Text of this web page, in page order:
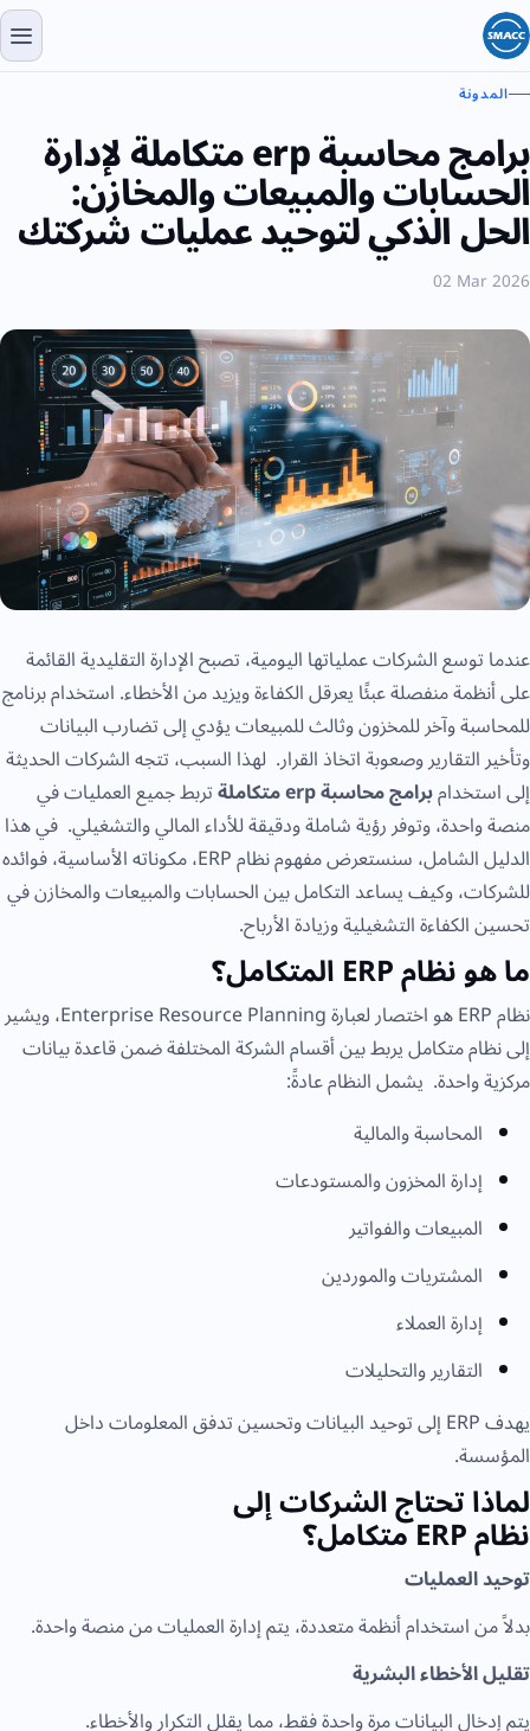
المدونة
برامج محاسبة erp متكاملة لإدارة
الحسابات والمبيعات والمخازن:
الحل الذكي لتوحيد عمليات شركتك
02 Mar 2026
عندما توسع الشركات عملياتها اليومية، تصبح الإدارة التقليدية القائمة
على أنظمة منفصلة عبئًا يعرقل الكفاءة ويزيد من الأخطاء. استخدام برنامج
للمحاسبة وآخر للمخزون وثالث للمبيعات يؤدي إلى تضارب البيانات
وتأخير التقارير وصعوبة اتخاذ القرار. لهذا السبب، تتجه الشركات الحديثة
إلى استخدامبرامج محاسبة erp متكاملة
تربط جميع العمليات في
منصة واحدة، وتوفر رؤية شاملة ودقيقة للأداء المالي والتشغيلي. في هذا
الدليل الشامل، سنستعرض مفهوم نظام ERP، مكوناته الأساسية، فوائده
للشركات، وكيف يساعد التكامل بين الحسابات والمبيعات والمخازن في
تحسين الكفاءة التشغيلية وزيادة الأرباح.
ما هو نظام ERP المتكامل؟
نظام ERP هو اختصار لعبارة Enterprise Resource Planning، ويشير
إلى نظام متكامل يربط بين أقسام الشركة المختلفة ضمن قاعدة بيانات
مركزية واحدة. يشمل النظام عادةً:
المحاسبة والمالية
إدارة المخزون والمستودعات
المبيعات والفواتير
المشتريات والموردين
إدارة العملاء
التقارير والتحليلات
يهدف ERP إلى توحيد البيانات وتحسين تدفق المعلومات داخل
المؤسسة.
لماذا تحتاج الشركات إلى
نظام ERP متكامل؟
توحيد العمليات
بدلاً من استخدام أنظمة متعددة، يتم إدارة العمليات من منصة واحدة.
تقليل الأخطاء البشرية
يتم إدخال البيانات مرة واحدة فقط، مما يقلل التكرار والأخطاء.